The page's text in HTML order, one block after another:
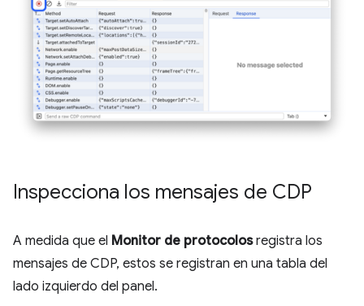
Inspecciona los mensajes de CDP
A medida que el Monitor de protocolosregistra los
mensajes de CDP, estos se registran en una tabla del
lado izquierdo del panel.